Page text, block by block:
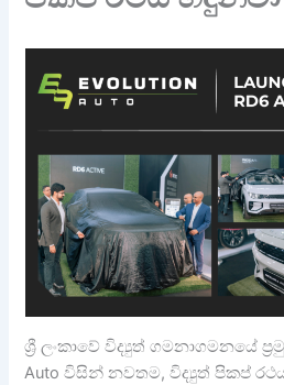
ශ්‍රී ලංකාවේ විද්‍යුත් ගමනාගමනයේ
Auto විසින් නවතම, විද්‍යුත් පිකප් රථය